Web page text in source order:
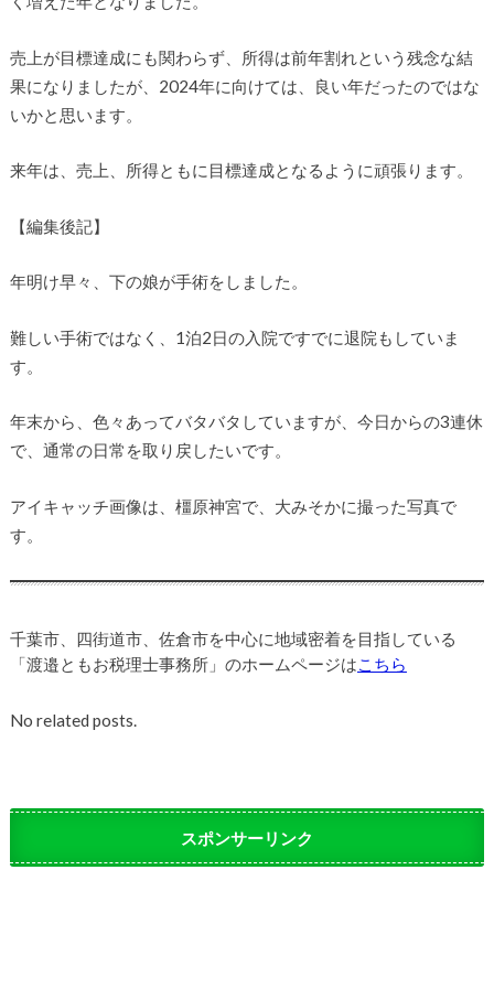
売上が目標達成にも関わらず、所得は前年割れという残念な結
果になりましたが、2024年に向けては、良い年だったのではな
いかと思います。
来年は、売上、所得ともに目標達成となるように頑張ります。
【編集後記】
年明け早々、下の娘が手術をしました。
難しい手術ではなく、1泊2日の入院ですでに退院もしていま
す。
年末から、色々あってバタバタしていますが、今日からの3連休
で、通常の日常を取り戻したいです。
アイキャッチ画像は、橿原神宮で、大みそかに撮った写真で
す。
千葉市、四街道市、佐倉市を中心に地域密着を目指している
「渡邉ともお税理士事務所」のホームページはこちら
No related posts.
スポンサーリンク